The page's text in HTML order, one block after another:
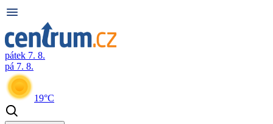
pátek 7. 8.
pá 7. 8.
19°C